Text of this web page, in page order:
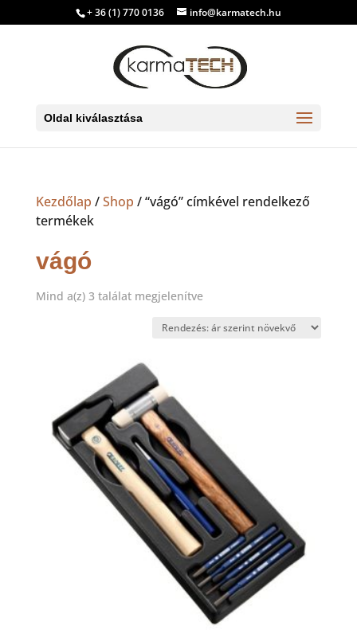
+ 36 (1) 770 0136 info@karmatech.hu
Oldal kiválasztása
Kezdőlap /Shop / “vágó” címkével rendelkező
termékek
vágó
Mind a(z) 3 találat megjelenítveSorted
price: